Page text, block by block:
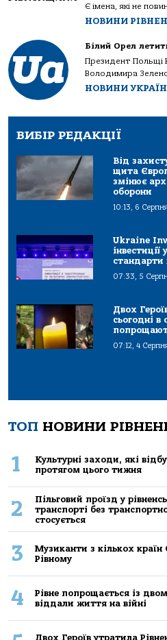
Є імена, які не
НОВИНИ
Білий Орел
Президент Польщі
Володимира
НОВИНИ
ВИБІР РЕДАКЦІЇ
Від
щита
змінює
оборони
10:13, 6
Ukraine
стандарти
07:33, 5
Двох
сьогодні
07:12, 4
ТОП НОВИНИ
1
Культурні заходи, які
протягом цього тижня
2
Пільговий проїзд у
транспорті без
стосується
3
Музиканти з кількох країн
Рівному
4
Рівне попрощається із
віддали життя на війні
Двох Героїв утратила